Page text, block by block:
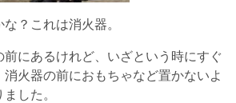
？これは消火器。
にあるけれど、いざという時にすぐ
火器の前におもちゃなど置かないよ
した。